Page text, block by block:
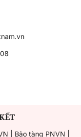
Bảo tàng PNVN